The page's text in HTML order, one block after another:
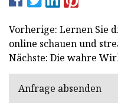
Vorherige: Lernen Sie
online schauen und
Nächste: Die wahre
Anfrage absenden